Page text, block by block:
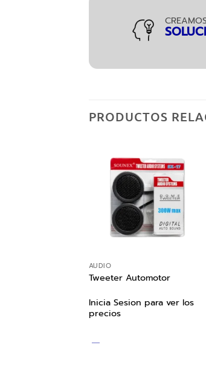
PRODUCTOS
AUDIO
Tweeter Automotor
Inicia Sesion para ver los
precios